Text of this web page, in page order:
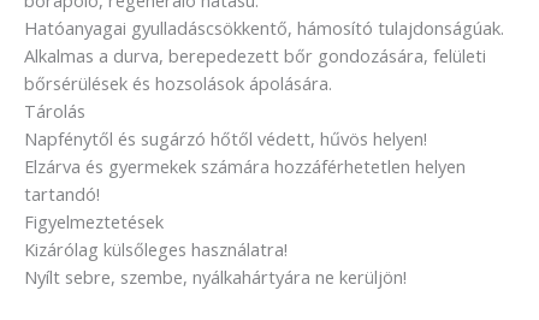
Hatóanyagai gyulladáscsökkentő, hámosító tulajdonságúak.
Alkalmas a durva, berepedezett bőr gondozására, felületi
bőrsérülések és hozsolások ápolására.
Tárolás
Napfénytől és sugárzó hőtől védett, hűvös helyen!
Elzárva és gyermekek számára hozzáférhetetlen helyen
tartandó!
Figyelmeztetések
Kizárólag külsőleges használatra!
Nyílt sebre, szembe, nyálkahártyára ne kerüljön!